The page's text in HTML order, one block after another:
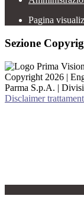
Pagina
Sezione
Copyright 2026 |
Parma S.p.A. |
Disclaimer